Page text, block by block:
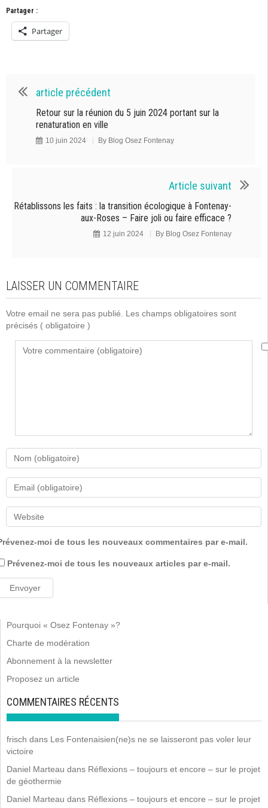
Partager :
Partager
article précédent
Retour sur la réunion du 5 juin 2024 portant sur la
renaturation en ville
10 juin 2024 By Blog Osez Fontenay
Article suivant
Rétablissons les faits : la transition écologique à Fontenay-
aux-Roses – Faire joli ou faire efficace ?
12 juin 2024 By Blog Osez Fontenay
LAISSER UN COMMENTAIRE
Votre email ne sera pas publié. Les champs obligatoires sont
précisés ( obligatoire )
moi de tous les nouveaux commentaires par e-mail.
Prévenez-moi de tous les nouveaux articles par e-mail.
Pourquoi « Osez Fontenay »?
Charte de modération
Abonnement à la newsletter
Proposez un article
COMMENTAIRES RÉCENTS
frisch dans Les Fontenaisien(ne)s ne se laisseront pas voler leur
victoire
Daniel Marteau dans Réflexions – toujours et encore – sur le projet
de géothermie
Daniel Marteau dans Réflexions – toujours et encore – sur le projet